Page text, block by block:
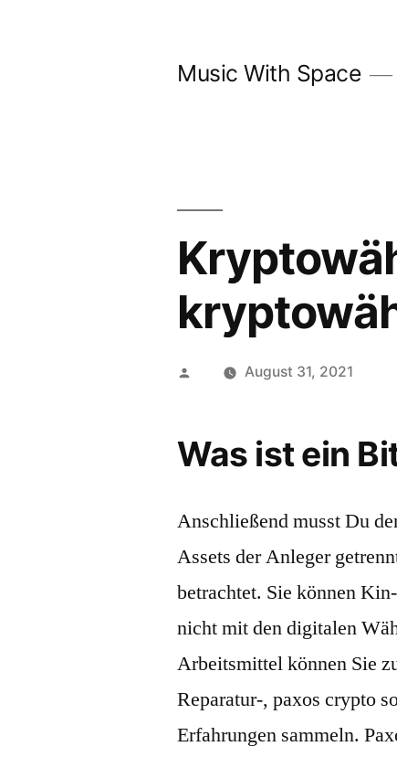
Music With Space
PostedAugust 31, 2021
Was ist ein
Anschließend musst Du
Assets der Anleger
betrachtet. Sie können
nicht mit den digitalen
Arbeitsmittel können Sie
Reparatur-, paxos crypto
Erfahrungen sammeln.